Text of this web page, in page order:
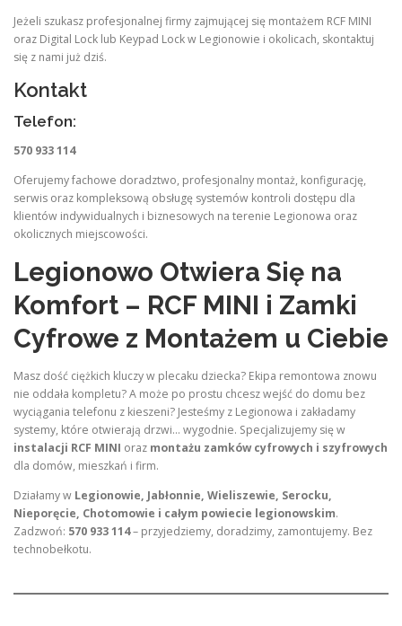
Jeżeli szukasz profesjonalnej firmy zajmującej się montażem RCF MINI
oraz Digital Lock lub Keypad Lock w Legionowie i okolicach, skontaktuj
się z nami już dziś.
Kontakt
Telefon:
570 933 114
Oferujemy fachowe doradztwo, profesjonalny montaż, konfigurację,
serwis oraz kompleksową obsługę systemów kontroli dostępu dla
klientów indywidualnych i biznesowych na terenie Legionowa oraz
okolicznych miejscowości.
Legionowo Otwiera Się na
Komfort – RCF MINI i Zamki
Cyfrowe z Montażem u Ciebie
Masz dość ciężkich kluczy w plecaku dziecka? Ekipa remontowa znowu
nie oddała kompletu? A może po prostu chcesz wejść do domu bez
wyciągania telefonu z kieszeni? Jesteśmy z Legionowa i zakładamy
systemy, które otwierają drzwi… wygodnie. Specjalizujemy się w
instalacji RCF MINI oraz montażu zamków cyfrowych i szyfrowych
dla domów, mieszkań i firm.
Działamy w Legionowie, Jabłonnie, Wieliszewie, Serocku,
Nieporęcie, Chotomowie i całym powiecie legionowskim.
Zadzwoń: 570 933 114– przyjedziemy, doradzimy, zamontujemy. Bez
technobełkotu.